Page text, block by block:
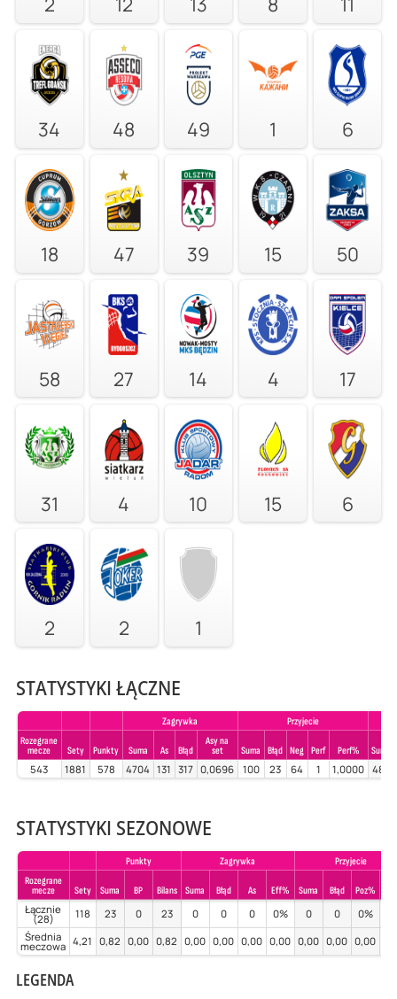
34 48 49 1 6
18 47 39 15 50
58 27 14 4 17
31 4 10 15 6
2 2 1
STATYSTYKI ŁĄCZNE
Zagrywka
Przyjecie
Rozegrane
mecze
Sety Punkty Suma As Błąd
Asy na
set
Suma Błąd Neg Perf Perf% Suma
543 1881 578 4704 131 317 0,0696 100 23 64 1 1,0000 488
STATYSTYKI SEZONOWE
Punkty Zagrywka
Przyjecie
Rozegrane
mecze
Sety Suma BP Bilans Suma Błąd As Eff% Suma Błąd Poz%
Łącznie
(28) 118 23 0 23 0 0 0 0% 0 0 0%
Średnia
meczowa 4,21 0,82 0,00 0,82 0,00 0,00 0,00 0,00 0,00 0,00 0,00
LEGENDA